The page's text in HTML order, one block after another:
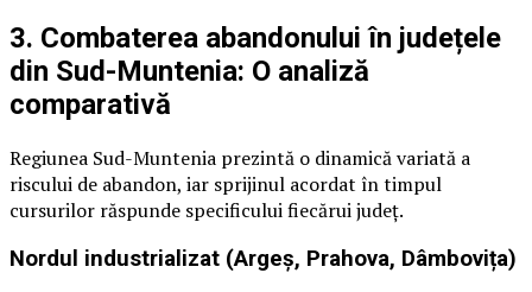
3. Combaterea abandonului în județele
din Sud-Muntenia: O analiză
comparativă
Regiunea Sud-Muntenia prezintă o dinamică variată a
riscului de abandon, iar sprijinul acordat în timpul
cursurilor răspunde specificului fiecărui județ.
Nordul industrializat (Argeș, Prahova, Dâmbovița)